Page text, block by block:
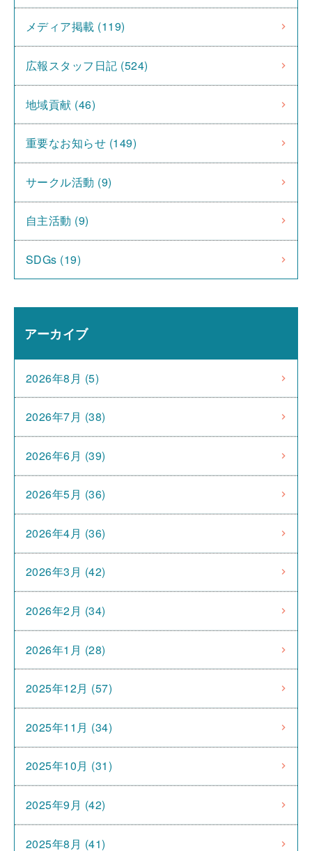
メディア掲載 (119)
広報スタッフ日記 (524)
地域貢献 (46)
重要なお知らせ (149)
サークル活動 (9)
自主活動 (9)
SDGs (19)
アーカイブ
2026年8月 (5)
2026年7月 (38)
2026年6月 (39)
2026年5月 (36)
2026年4月 (36)
2026年3月 (42)
2026年2月 (34)
2026年1月 (28)
2025年12月 (57)
2025年11月 (34)
2025年10月 (31)
2025年9月 (42)
2025年8月 (41)